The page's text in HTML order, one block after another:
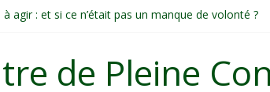
à agir : et si ce n’était pas un manque de volonté ?
jour : un rituel profond et transformateur
ce qui ne vieillit pas ?
les petites actions
de Pleine